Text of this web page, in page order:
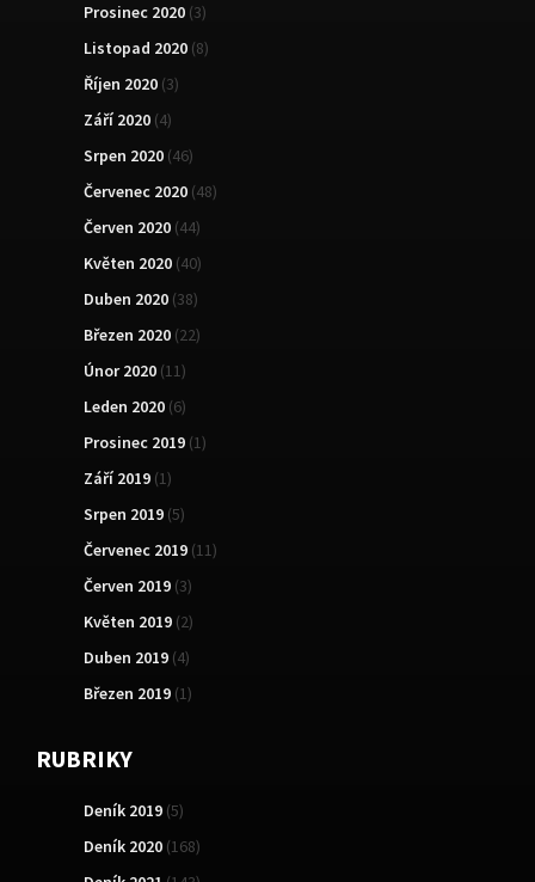
Prosinec 2020 (3)
Listopad 2020 (8)
Říjen 2020 (3)
Září 2020 (4)
Srpen 2020 (46)
Červenec 2020 (48)
Červen 2020 (44)
Květen 2020 (40)
Duben 2020 (38)
Březen 2020 (22)
Únor 2020 (11)
Leden 2020 (6)
Prosinec 2019 (1)
Září 2019 (1)
Srpen 2019 (5)
Červenec 2019 (11)
Červen 2019 (3)
Květen 2019 (2)
Duben 2019 (4)
Březen 2019 (1)
RUBRIKY
Deník 2019 (5)
Deník 2020 (168)